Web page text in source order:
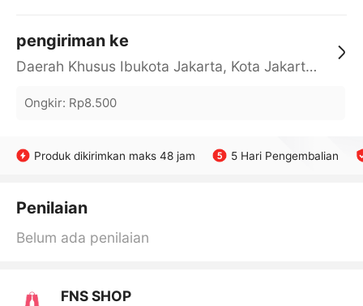
pengiriman ke
Daerah Khusus Ibukota Jakarta, Kota Jakarta Barat, Cengkareng, yy
Ongkir: Rp8.500
Produk dikirimkan maks 48 jam 5 Hari Pengembalian
Penilaian
Belum ada penilaian
FNS SHOP